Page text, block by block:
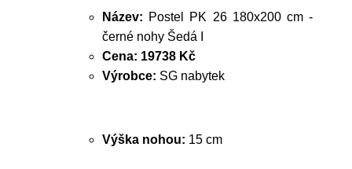
Název: Postel PK 26 180x200 cm -
černé nohy Šedá I
Cena: 19738 Kč
Výrobce: SG nabytek
Výška nohou: 15 cm